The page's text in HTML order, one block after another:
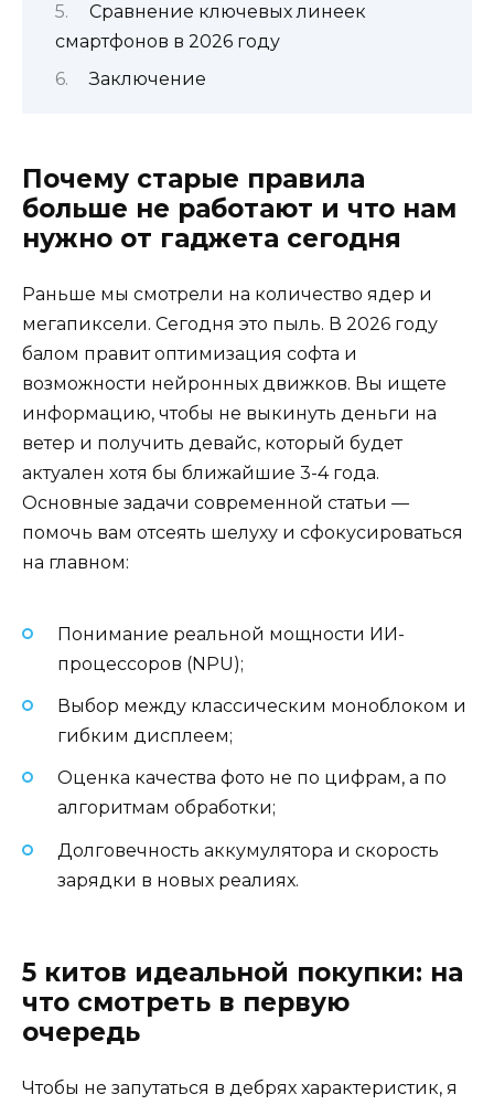
Сравнение ключевых линеек
смартфонов в 2026 году
Заключение
Почему старые правила
больше не работают и что нам
нужно от гаджета сегодня
Раньше мы смотрели на количество ядер и
мегапиксели. Сегодня это пыль. В 2026 году
балом правит оптимизация софта и
возможности нейронных движков. Вы ищете
информацию, чтобы не выкинуть деньги на
ветер и получить девайс, который будет
актуален хотя бы ближайшие 3-4 года.
Основные задачи современной статьи —
помочь вам отсеять шелуху и сфокусироваться
на главном:
Понимание реальной мощности ИИ-
процессоров (NPU);
Выбор между классическим моноблоком и
гибким дисплеем;
Оценка качества фото не по цифрам, а по
алгоритмам обработки;
Долговечность аккумулятора и скорость
зарядки в новых реалиях.
5 китов идеальной покупки: на
что смотреть в первую
очередь
Чтобы не запутаться в дебрях характеристик, я